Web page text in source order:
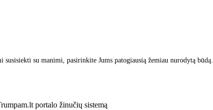
su manimi, pasirinkite Jums patogiausią žemiau nurodytą būdą.
portalo žinučių sistemą